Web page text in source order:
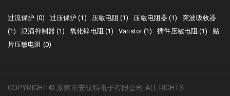
过流保护 (0) 过压保护 (1) 压敏电阻 (1) 压敏电阻器 (1)
突波吸收器
(1)
浪涌抑制器 (1) 氧化锌电阻 (1) Varistor (1) 插件压敏电阻 (1)
贴
片压敏电阻 (0)
COPYRIGHT © 东莞市安伏特电子有限公司 ALL RIGHTS